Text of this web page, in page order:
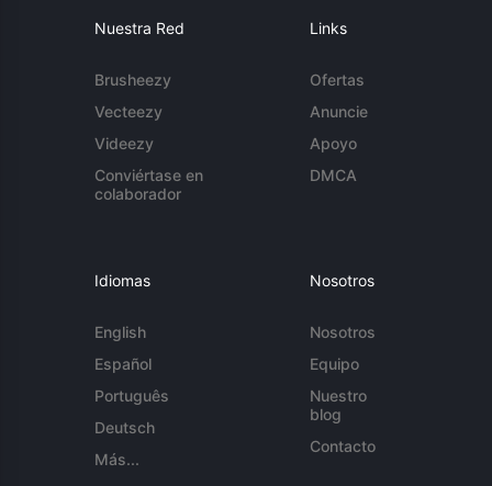
Nuestra Red
Brusheezy
Vecteezy
Videezy
Conviértase en
colaborador
Links
Ofertas
Anuncie
Apoyo
DMCA
Idiomas
English
Español
Português
Deutsch
Más...
Nosotros
Nosotros
Equipo
Nuestro
blog
Contacto